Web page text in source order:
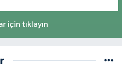
için tıklayın